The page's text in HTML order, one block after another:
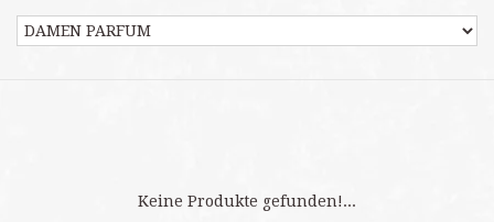
Keine Produkte gefunden!...